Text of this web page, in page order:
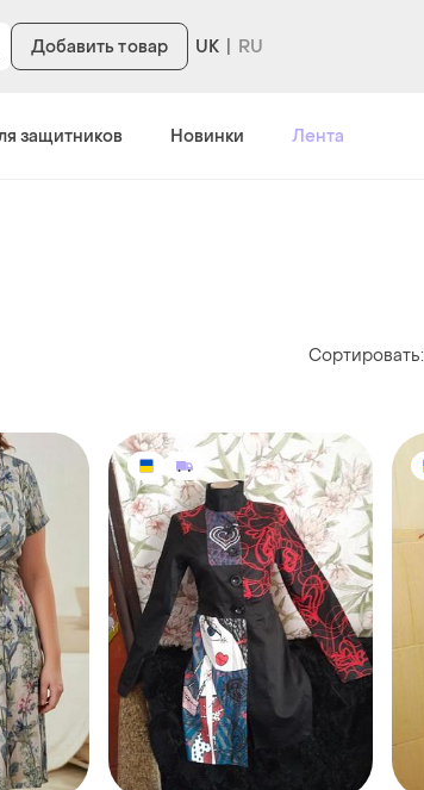
Добавить товар UK
защитников Новинки Лента
Сортировать: